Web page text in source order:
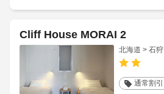
Cliff House MORAI 2
北海道 > 石狩
通常割引